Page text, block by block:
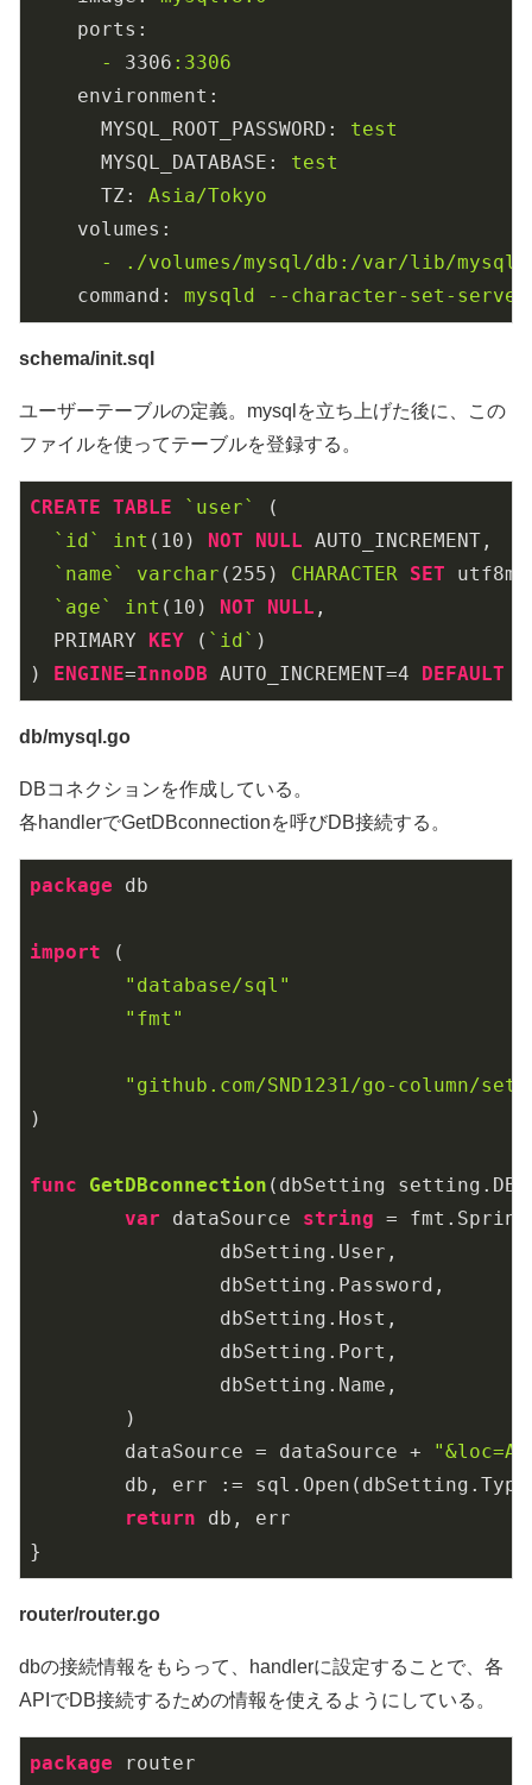
ports:
-
3306 :3306
environment:
MYSQL_ROOT_PASSWORD:
test
MYSQL_DATABASE:
test
TZ:
Asia/Tokyo
volumes:
-
./volumes/mysql/db:/var/lib/mysql
command:
mysqld --character-set-
schema/init.sql
ユーザーテーブルの定義。mysqlを立ち上げた後に、この
ファイルを使ってテーブルを登録する。
CREATE TABLE `user`
(
`id`
int ( 10 ) NOT NULL AUTO_INCREMENT,
`name`
varchar ( 255 ) CHARACTER SET
`age`
int ( 10 ) NOT NULL ,
  PRIMARY
KEY ( `id` )
) ENGINE=InnoDB AUTO_INCREMENT=4 DEFAULT
db/mysql.go
DBコネクションを作成している。
各handlerでGetDBconnectionを呼びDB接続する。
package db
import (
"database/sql"
"fmt"
"github.com/SND1231/go-column/
)
func GetDBconnection (dbSetting setting.DB)
var dataSource string =
	dataSource = dataSource +
return db, err
}
router/router.go
dbの接続情報をもらって、handlerに設定することで、各
APIでDB接続するための情報を使えるようにしている。
package router